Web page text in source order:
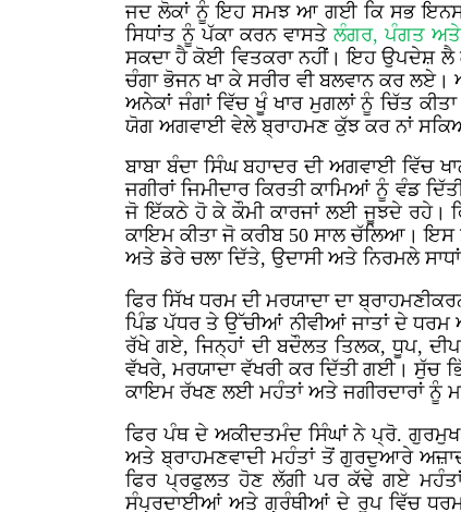
ਜਦ ਲੋਕਾਂ ਨੂੰ ਇਹ ਸਮਝ ਆ ਗਈ ਕਿ ਸਭ
ਸਿਧਾਂਤ ਨੂੰ ਪੱਕਾ ਕਰਨ ਵਾਸਤੇਲੰਗਰ, ਪੰਗਤ
ਸਕਦਾ ਹੈ ਕੋਈ ਵਿਤਕਰਾ ਨਹੀਂ। ਇਹ ਉਪਦੇਸ਼ ਲੈ
ਚੰਗਾ ਭੋਜਨ ਖਾ ਕੇ ਸਰੀਰ ਵੀ ਬਲਵਾਨ ਕਰ
ਅਨੇਕਾਂ ਜੰਗਾਂ ਵਿੱਚ ਖੂੰ ਖਾਰ ਮੁਗਲਾਂ ਨੂੰ ਚਿੱਤ
ਯੋਗ ਅਗਵਾਈ ਵੇਲੇ ਬ੍ਰਾਹਮਣ ਕੁੱਝ ਕਰ ਨਾਂ
ਬਾਬਾ ਬੰਦਾ ਸਿੰਘ ਬਹਾਦਰ ਦੀ ਅਗਵਾਈ ਵਿੱਚ
ਜਗੀਰਾਂ ਜਿਮੀਦਾਰ ਕਿਰਤੀ ਕਾਮਿਆਂ ਨੂੰ ਵੰਡ
ਜੋ ਇੱਕਠੇ ਹੋ ਕੇ ਕੌਮੀ ਕਾਰਜਾਂ ਲਈ ਜੂਝਦੇ ਰਹੇ।
ਕਾਇਮ ਕੀਤਾ ਜੋ ਕਰੀਬ 50 ਸਾਲ ਚੱਲਿਆ। ਇਸ
ਅਤੇ ਡੇਰੇ ਚਲਾ ਦਿੱਤੇ, ਉਦਾਸੀ ਅਤੇ ਨਿਰਮਲੇ
ਫਿਰ ਸਿੱਖ ਧਰਮ ਦੀ ਮਰਯਾਦਾ ਦਾ
ਪਿੰਡ ਪੱਧਰ ਤੇ ਉੱਚੀਆਂ ਨੀਵੀਆਂ ਜਾਤਾਂ ਦੇ ਧਰਮ
ਰੱਖੇ ਗਏ, ਜਿਨ੍ਹਾਂ ਦੀ ਬਦੌਲਤ ਤਿਲਕ, ਧੂਪ,
ਵੱਖਰੇ, ਮਰਯਾਦਾ ਵੱਖਰੀ ਕਰ ਦਿੱਤੀ ਗਈ। ਸੁੱਚ
ਕਾਇਮ ਰੱਖਣ ਲਈ ਮਹੰਤਾਂ ਅਤੇ ਜਗੀਰਦਾਰਾਂ ਨੂੰ
ਫਿਰ ਪੰਥ ਦੇ ਅਕੀਦਤਮੰਦ ਸਿੰਘਾਂ ਨੇ ਪ੍ਰੋ.
ਅਤੇ ਬ੍ਰਾਹਮਣਵਾਦੀ ਮਹੰਤਾਂ ਤੋਂ ਗੁਰਦੁਆਰੇ
ਫਿਰ ਪ੍ਰਫੁਲਤ ਹੋਣ ਲੱਗੀ ਪਰ ਕੱਢੇ ਗਏ ਮਹੰਤਾਂ
ਸੰਪ੍ਰਦਾਈਆਂ ਅਤੇ ਗ੍ਰੰਥੀਆਂ ਦੇ ਰੂਪ ਵਿੱਚ ਧਰਮ